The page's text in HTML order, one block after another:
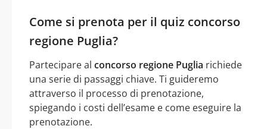
Come si prenota per il quiz concorso
regione Puglia?
Partecipare al concorso regione Puglia richiede
una serie di passaggi chiave. Ti guideremo
attraverso il processo di prenotazione,
spiegando i costi dell’esame e come eseguire la
prenotazione.